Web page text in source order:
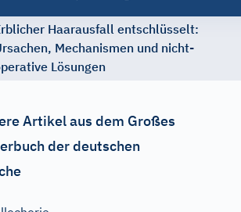
Haarausfall entschlüsselt:
Mechanismen und nicht-
Lösungen
Artikel aus dem Großes
der deutschen